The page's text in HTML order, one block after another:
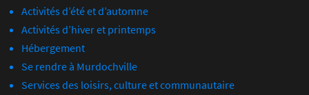
Activités d’été et d’automne
Activités d’hiver et printemps
Hébergement
Se rendre à Murdochville
Services des loisirs, culture et communautaire